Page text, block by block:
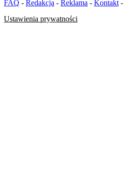
FAQ - Redakcja - Reklama - Kontakt -
Ustawienia prywatności